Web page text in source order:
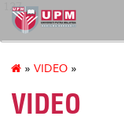
127
» VIDEO »
VIDEO